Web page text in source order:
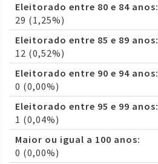
Eleitorado entre 80 e 84 anos:
29 (1,25%)
Eleitorado entre 85 e 89 anos:
12 (0,52%)
Eleitorado entre 90 e 94 anos:
0 (0,00%)
Eleitorado entre 95 e 99 anos:
1 (0,04%)
Maior ou igual a 100 anos:
0 (0,00%)